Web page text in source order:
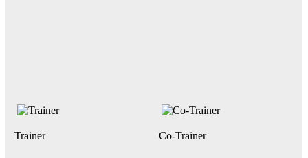
Trainer Co-Trainer